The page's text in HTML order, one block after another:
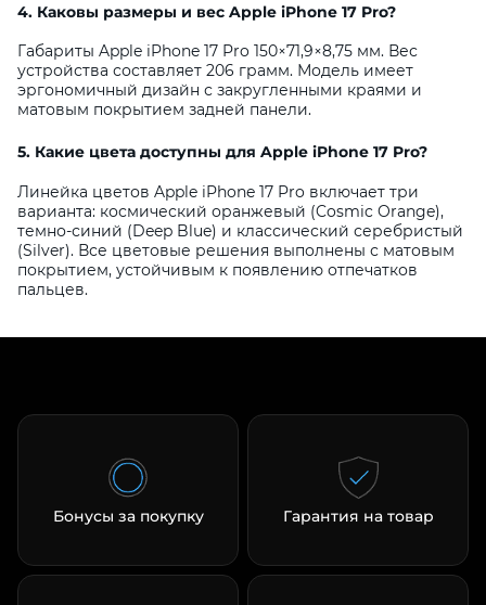
4. Каковы размеры и вес Apple iPhone 17 Pro?
Габариты Apple iPhone 17 Pro 150×71,9×8,75 мм. Вес
устройства составляет 206 грамм. Модель имеет
эргономичный дизайн с закругленными краями и
матовым покрытием задней панели.
5. Какие цвета доступны для Apple iPhone 17 Pro?
Линейка цветов Apple iPhone 17 Pro включает три
варианта: космический оранжевый (Cosmic Orange),
темно-синий (Deep Blue) и классический серебристый
(Silver). Все цветовые решения выполнены с матовым
покрытием, устойчивым к появлению отпечатков
пальцев.
Бонусы за покупку Гарантия на товар